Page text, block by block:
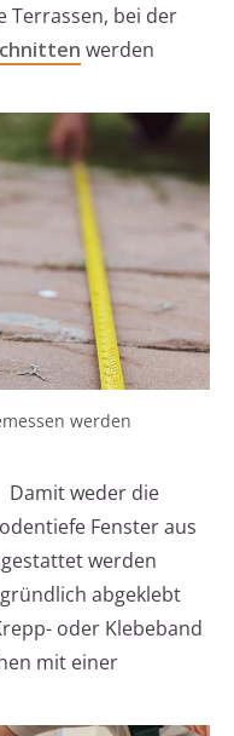
Terrassen, bei der
werden
werden
Damit weder die
Fenster aus
werden
abgeklebt
oder Klebeband
mit einer